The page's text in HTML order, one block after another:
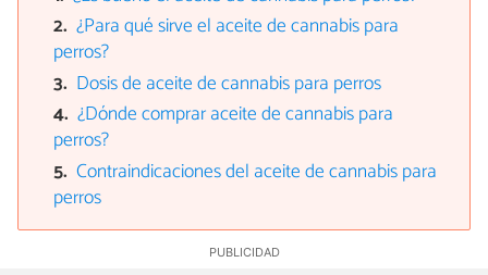
¿Para qué sirve el aceite de cannabis para
perros?
Dosis de aceite de cannabis para perros
¿Dónde comprar aceite de cannabis para
perros?
Contraindicaciones del aceite de cannabis para
perros